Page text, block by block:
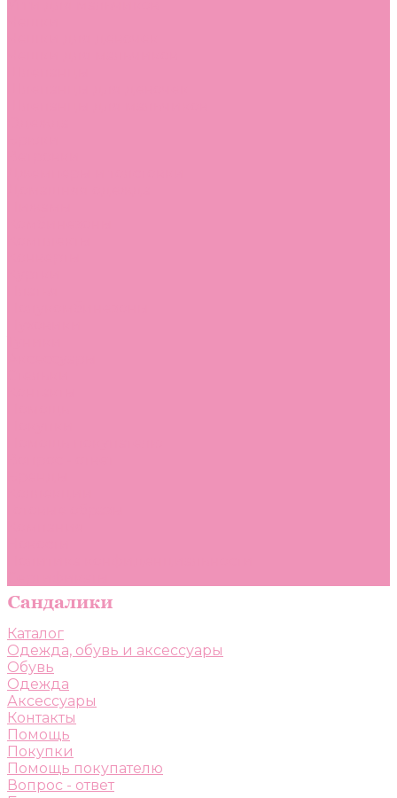
Каталог
Одежда, обувь и аксессуары
Обувь
Одежда
Аксессуары
Контакты
Помощь
Покупки
Помощь покупателю
Вопрос - ответ